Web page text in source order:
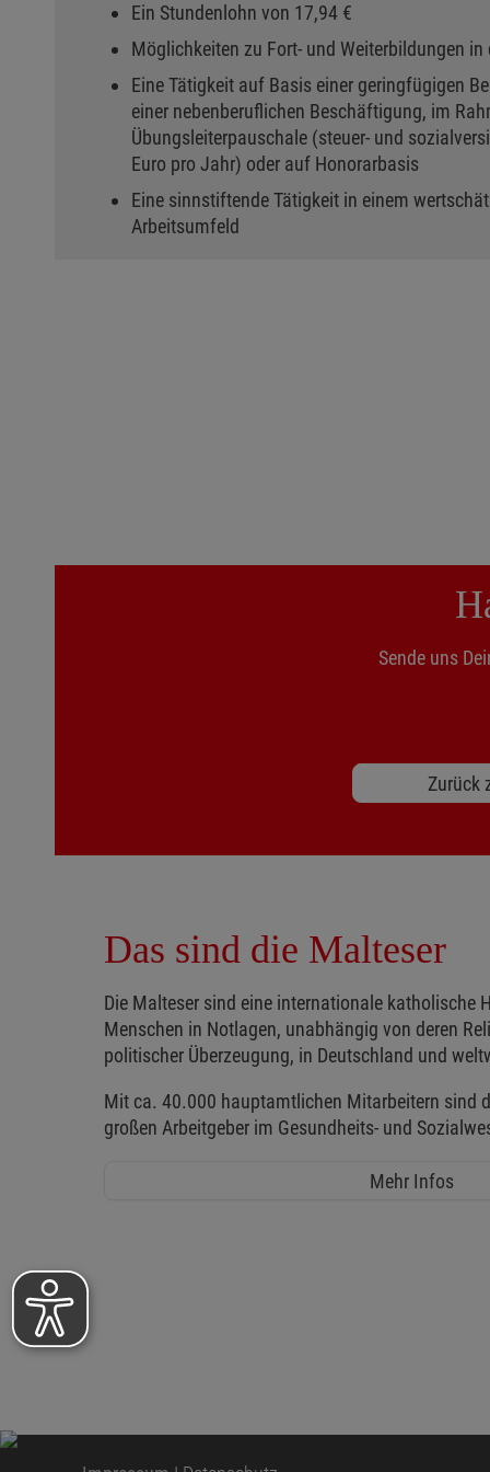
Ein Stundenlohn von 17,94 €
Möglichkeiten zu Fort- und Weiterbildungen
Eine Tätigkeit auf Basis einer geringfügigen
einer nebenberuflichen Beschäftigung, im
Übungsleiterpauschale (steuer- und
Euro pro Jahr) oder auf Honorarbasis
Eine sinnstiftende Tätigkeit in einem
Arbeitsumfeld
Sende uns
Zurück
Das sind die Malteser
Die Malteser sind eine internationale katholische
Menschen in Notlagen, unabhängig von deren
politischer Überzeugung, in Deutschland und
Mit ca. 40.000 hauptamtlichen Mitarbeitern sind
großen Arbeitgeber im Gesundheits- und
Mehr Infos